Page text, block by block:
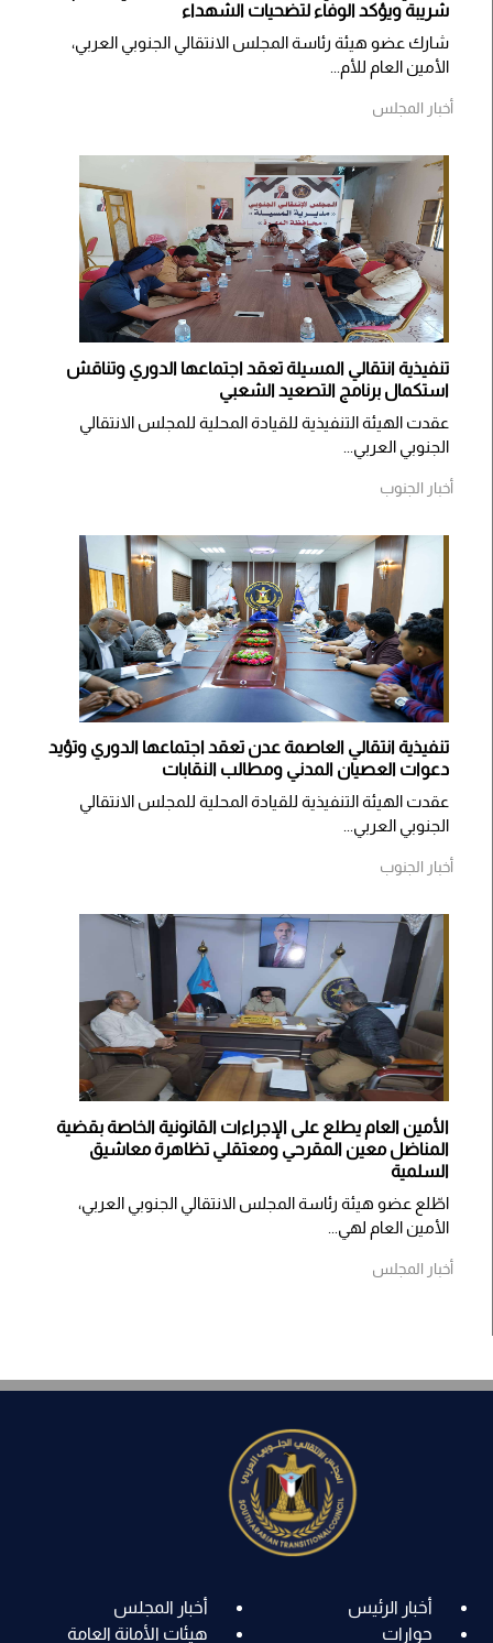
شريبة ويؤكد الوفاء لتضحيات الشهداء
شارك عضو هيئة رئاسة المجلس الانتقالي الجنوبي العربي،
الأمين العام للأم...
أخبار المجلس
تنفيذية انتقالي المسيلة تعقد اجتماعها الدوري وتناقش
استكمال برنامج التصعيد الشعبي
عقدت الهيئة التنفيذية للقيادة المحلية للمجلس الانتقالي
الجنوبي العربي...
أخبار الجنوب
تنفيذية انتقالي العاصمة عدن تعقد اجتماعها الدوري وتؤيد
دعوات العصيان المدني ومطالب النقابات
​عقدت الهيئة التنفيذية للقيادة المحلية للمجلس الانتقالي
الجنوبي العربي...
أخبار الجنوب
الأمين العام يطلع على الإجراءات القانونية الخاصة بقضية
المناضل معين المقرحي ومعتقلي تظاهرة معاشيق
السلمية
اطّلع عضو هيئة رئاسة المجلس الانتقالي الجنوبي العربي،
الأمين العام لهي...
أخبار المجلس
أخبار الرئيس
أخبار المجلس
حوارات
هيئات الأمانة العامة